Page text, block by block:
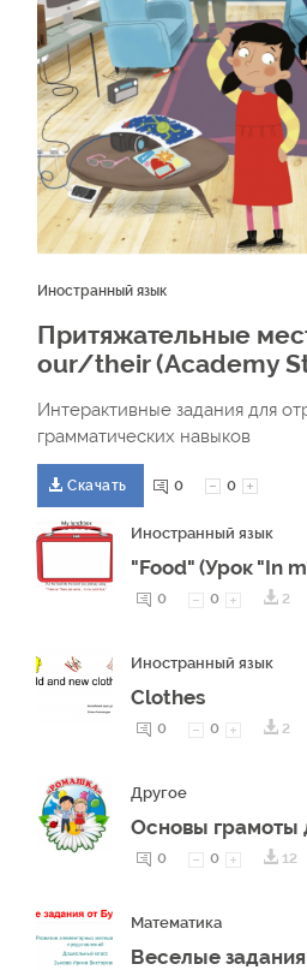
Иностранный язык
Притяжательные
our/their (Academy
Интерактивные задания для
грамматических навыков
Скачать 0 0
Иностранный язык
"Food" (Урок "In
0 0 2
Иностранный язык
Clothes
0 0 2
Другое
Основы грамоты
0 0 12
Математика
Веселые